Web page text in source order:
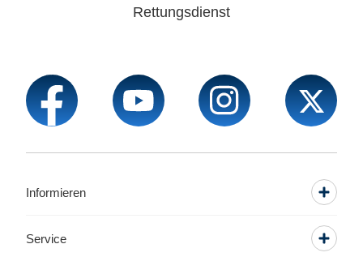
Rettungsdienst
Informieren
Service